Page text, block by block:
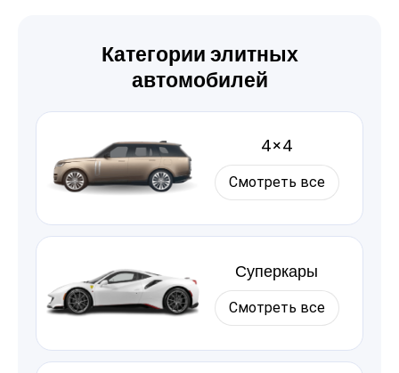
Категории элитных
автомобилей
4×4
Смотреть все
Суперкары
Смотреть все